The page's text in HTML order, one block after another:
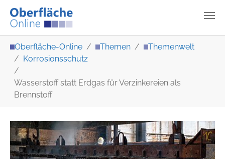
Oberfläche-Online Themen
Themenwelt
Korrosionsschutz
Wasserstoff statt Erdgas für Verzinkereien als
Brennstoff